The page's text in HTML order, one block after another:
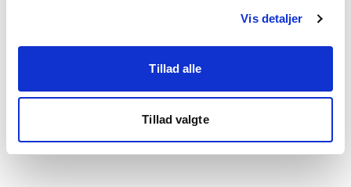
Vis detaljer
Tillad alle
Tillad valgte